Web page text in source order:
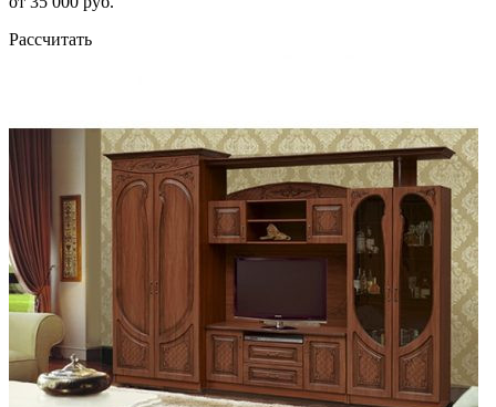
Рассчитать